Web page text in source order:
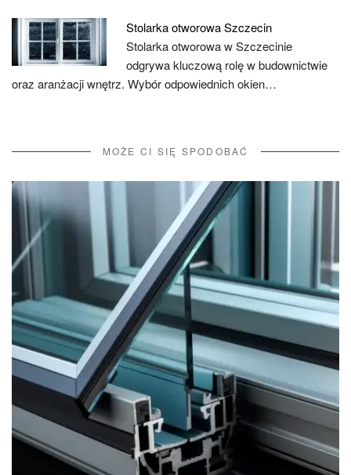
Stolarka otworowa Szczecin
Stolarka otworowa w Szczecinie
odgrywa kluczową rolę w budownictwie
oraz aranżacji wnętrz. Wybór odpowiednich okien…
MOŻE CI SIĘ SPODOBAĆ